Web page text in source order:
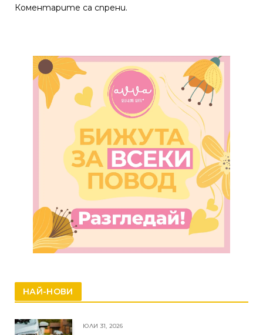
Коментарите са спрени.
НАЙ-НОВИ
ЮЛИ 31, 2026